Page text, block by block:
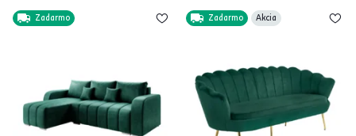
Zadarmo Zadarmo Akcia